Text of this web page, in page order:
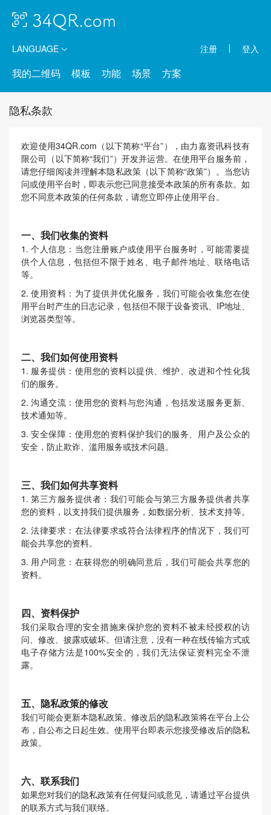
LANGUAGE 注册 登入
我的二维码 模板 功能 场景 方案
隐私条款
欢迎使用34QR.com（以下简称“平台”），由力嘉资讯科技有
限公司（以下简称“我们”）开发并运营。在使用平台服务前，
请您仔细阅读并理解本隐私政策（以下简称“政策”）。当您访
问或使用平台时，即表示您已同意接受本政策的所有条款。如
您不同意本政策的任何条款，请您立即停止使用平台。
一、我们收集的资料
1. 个人信息：当您注册账户或使用平台服务时，可能需要提
供个人信息，包括但不限于姓名、电子邮件地址、联络电话
等。
2. 使用资料：为了提供并优化服务，我们可能会收集您在使
用平台时产生的日志记录，包括但不限于设备资讯、IP地址、
浏览器类型等。
二、我们如何使用资料
1. 服务提供：使用您的资料以提供、维护、改进和个性化我
们的服务。
2. 沟通交流：使用您的资料与您沟通，包括发送服务更新、
技术通知等。
3. 安全保障：使用您的资料保护我们的服务、用户及公众的
安全，防止欺诈、滥用服务或技术问题。
三、我们如何共享资料
1. 第三方服务提供者：我们可能会与第三方服务提供者共享
您的资料，以支持我们提供服务，如数据分析、技术支持等。
2. 法律要求：在法律要求或符合法律程序的情况下，我们可
能会共享您的资料。
3. 用户同意：在获得您的明确同意后，我们可能会共享您的
资料。
四、资料保护
我们采取合理的安全措施来保护您的资料不被未经授权的访
问、修改、披露或破坏。但请注意，没有一种在线传输方式或
电子存储方法是100%安全的，我们无法保证资料完全不泄
露。
五、隐私政策的修改
我们可能会更新本隐私政策。修改后的隐私政策将在平台上公
布，自公布之日起生效。使用平台即表示您接受修改后的隐私
政策。
六、联系我们
如果您对我们的隐私政策有任何疑问或意见，请通过平台提供
的联系方式与我们联络。